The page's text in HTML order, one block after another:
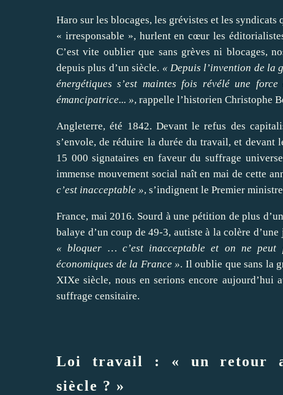
Haro sur les blocages, les grévistes et les
« irresponsable », hurlent en cœur les
C’est vite oublier que sans grèves ni blocages,
depuis plus d’un siècle. « Depuis l’invention de la
énergétiques s’est maintes fois révélé une
émancipatrice... », rappelle l’historien Christophe
Angleterre, été 1842. Devant le refus des
s’envole, de réduire la durée du travail, et devant
15 000 signataires en faveur du suffrage
immense mouvement social naît en mai de cette
c’est inacceptable », s’indignent le Premier
France, mai 2016. Sourd à une pétition de plus
balaye d’un coup de 49-3, autiste à la colère
« bloquer … c’est inacceptable et on ne peut
économiques de la France ». Il oublie que sans la
XIXe siècle, nous en serions encore aujourd’hui
suffrage censitaire.
Loi travail : « un retour
siècle ? »